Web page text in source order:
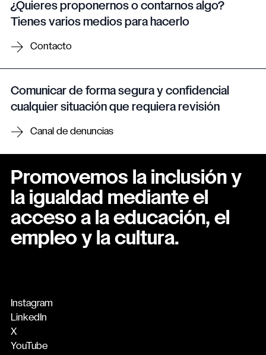
¿Quieres proponernos o contarnos algo?
Tienes varios medios para hacerlo
Contacto
Comunicar de forma segura y confidencial
cualquier situación que requiera revisión
Canal de denuncias
Promovemos la inclusión y
la igualdad mediante el
acceso a la educación, el
empleo y la cultura.
Instagram
LinkedIn
X
YouTube